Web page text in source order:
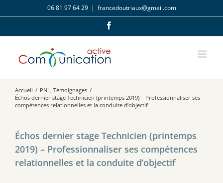
au
06 81 97 64 29 | francedoutriaux@gmail.com
Accueil / PNL Témoignages /
Échos dernier stage Technicien (printemps 2019) – Professionnaliser ses
compétences relationnelles et la conduite d’objectif
Échos dernier stage Technicien (printemps
2019) – Professionnaliser ses compétences
relationnelles et la conduite d’objectif